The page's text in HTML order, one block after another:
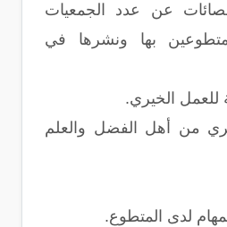
عن عدد الجمعيات
بها ونشرها في
للعمل الخيري.
من أهل الفضل والعلم
لدى المتطوع.